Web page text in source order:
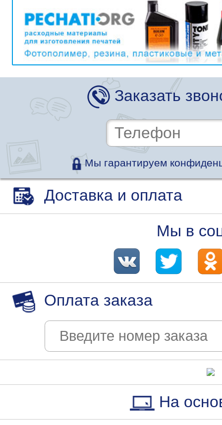
Заказать
Мы гарантируем
Доставка и оплата
Мы в
Оплата заказа
На